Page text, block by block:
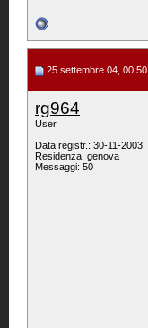
25 settembre 04, 00:50
rg964
User
Data registr.: 30-11-2003
Residenza: genova
Messaggi: 50